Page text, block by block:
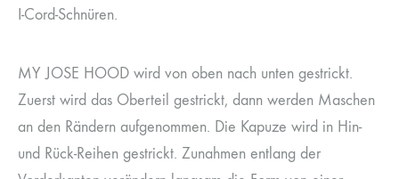
I-Cord-Schnüren.
MY JOSE HOOD wird von oben nach unten gestrickt.
Zuerst wird das Oberteil gestrickt, dann werden Maschen
an den Rändern aufgenommen. Die Kapuze wird in Hin-
und Rück-Reihen gestrickt. Zunahmen entlang der